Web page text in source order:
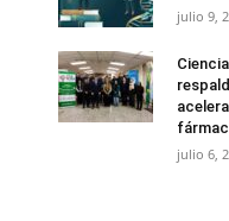
julio 9,
julio 6,